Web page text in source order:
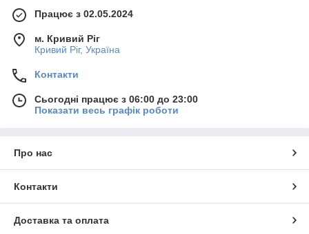
Працює з 02.05.2024
м. Кривий Ріг
Кривий Ріг, Україна
Контакти
Сьогодні працює з 06:00 до 23:00
Показати весь графік роботи
Про нас
Контакти
Доставка та оплата